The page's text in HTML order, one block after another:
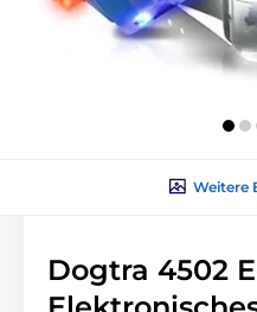
Weitere
Dogtra 4502